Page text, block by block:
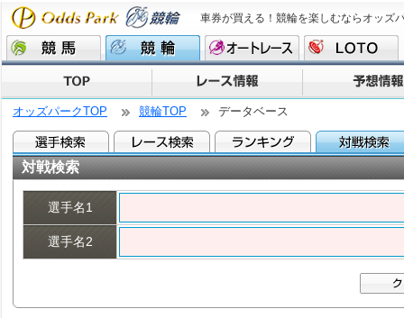
車券が買える！競輪を楽しむならオッズ
オッズパークTOP 競輪TOP データベース
対戦検索
選手名1
選手名2